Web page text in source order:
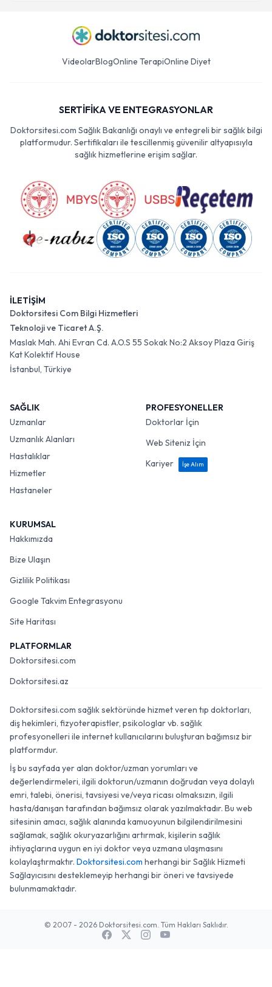
VideolarBlogOnline TerapiOnline Diyet
SERTİFİKA VE ENTEGRASYONLAR
Doktorsitesi.com Sağlık Bakanlığı onaylı ve entegreli bir sağlık bilgi
platformudur. Sertifikaları ile tescillenmiş güvenilir altyapısıyla
sağlık hizmetlerine erişim sağlar.
İLETİŞİM
Doktorsitesi Com Bilgi Hizmetleri
Teknoloji ve Ticaret A.Ş.
Maslak Mah. Ahi Evran Cd. A.O.S 55 Sokak No:2 Aksoy Plaza Giriş
Kat Kolektif House
İstanbul, Türkiye
SAĞLIK
Uzmanlar
Uzmanlık Alanları
Hastalıklar
Hizmetler
Hastaneler
PROFESYONELLER
Doktorlar İçin
Web Siteniz İçin
Kariyer
İşe Alım
KURUMSAL
Hakkımızda
Bize Ulaşın
Gizlilik Politikası
Google Takvim Entegrasyonu
Site Haritası
PLATFORMLAR
Doktorsitesi.com
Doktorsitesi.az
Doktorsitesi.com sağlık sektöründe hizmet veren tıp doktorları,
diş hekimleri, fizyoterapistler, psikologlar vb. sağlık
profesyonelleri ile internet kullanıcılarını buluşturan bağımsız bir
platformdur.
İş bu sayfada yer alan doktor/uzman yorumları ve
değerlendirmeleri, ilgili doktorun/uzmanın doğrudan veya dolaylı
emri, talebi, önerisi, tavsiyesi ve/veya ricası olmaksızın, ilgili
hasta/danışan tarafından bağımsız olarak yazılmaktadır. Bu web
sitesinin amacı, sağlık alanında kamuoyunun bilgilendirilmesini
sağlamak, sağlık okuryazarlığını artırmak, kişilerin sağlık
ihtiyaçlarına uygun en iyi doktor veya uzmana ulaşmasını
kolaylaştırmaktır. Doktorsitesi.com herhangi bir Sağlık Hizmeti
Sağlayıcısını desteklemeyip herhangi bir öneri ve tavsiyede
bulunmamaktadır.
© 2007 - 2026 Doktorsitesi.com. Tüm Hakları Saklıdır.